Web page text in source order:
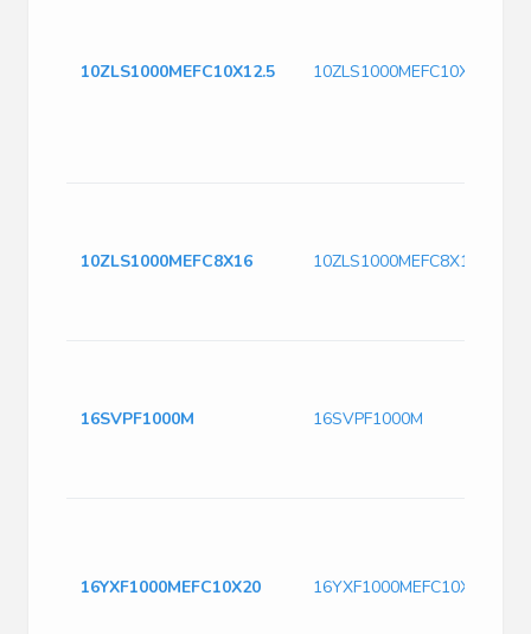
10ZLS1000MEFC10X12.5 10ZLS1000MEFC10X12.5
10ZLS1000MEFC8X16 10ZLS1000MEFC8X16
16SVPF1000M 16SVPF1000M
16YXF1000MEFC10X20 16YXF1000MEFC10X20